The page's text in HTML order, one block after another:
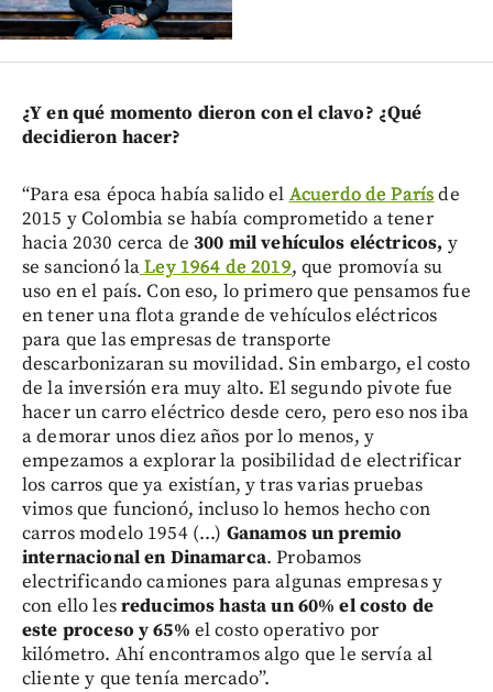
¿Y en qué momento dieron con el clavo? ¿Qué
decidieron hacer?
“Para esa época había salido el Acuerdo de Parísde
2015 y Colombia se había comprometido a tener
hacia 2030 cerca de 300 mil vehículos eléctricos, y
se sancionó laLey 1964 de 2019, que promovía su
uso en el país. Con eso, lo primero que pensamos fue
en tener una flota grande de vehículos eléctricos
para que las empresas de transporte
descarbonizaran su movilidad. Sin embargo, el costo
de la inversión era muy alto. El segundo pivote fue
hacer un carro eléctrico desde cero, pero eso nos iba
a demorar unos diez años por lo menos, y
empezamos a explorar la posibilidad de electrificar
los carros que ya existían, y tras varias pruebas
vimos que funcionó, incluso lo hemos hecho con
carros modelo 1954 (...) Ganamos un premio
internacional en Dinamarca. Probamos
electrificando camiones para algunas empresas y
con ello lesreducimos hasta un 60% el costo de
este proceso y 65% el costo operativo por
kilómetro. Ahí encontramos algo que le servía al
cliente y que tenía mercado”.